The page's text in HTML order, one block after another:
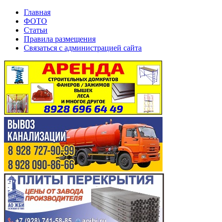
Главная
ФОТО
Статьи
Правила размещения
Связаться с администрацией сайта